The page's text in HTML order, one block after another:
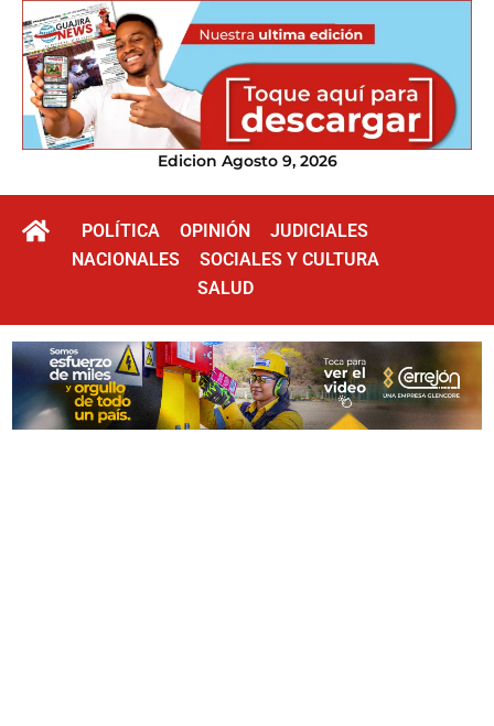
Edicion Agosto 9, 2026
POLÍTICA OPINIÓN
JUDICIALES
NACIONALES
SOCIALES Y CULTURA
SALUD